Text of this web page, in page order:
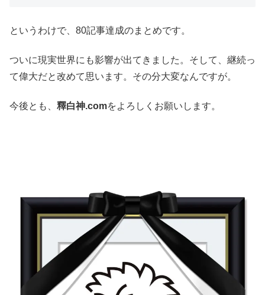
というわけで、80記事達成のまとめです。
ついに現実世界にも影響が出てきました。そして、継続っ
て偉大だと改めて思います。その分大変なんですが。
今後とも、 釋白神.comをよろしくお願いします。